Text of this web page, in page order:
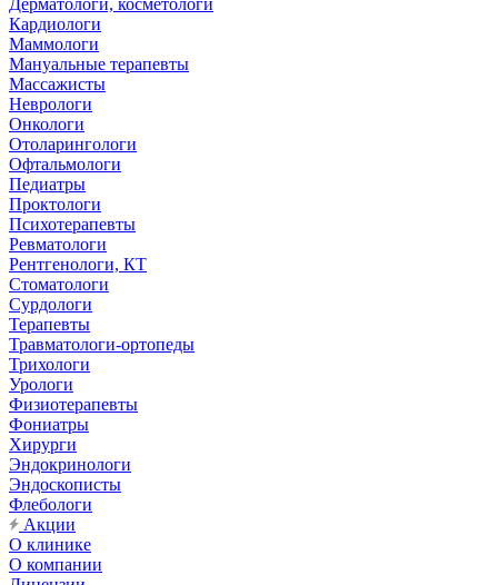
Дерматологи, косметологи
Кардиологи
Маммологи
Мануальные терапевты
Массажисты
Неврологи
Онкологи
Отоларингологи
Офтальмологи
Педиатры
Проктологи
Психотерапевты
Ревматологи
Рентгенологи, КТ
Стоматологи
Сурдологи
Терапевты
Травматологи-ортопеды
Трихологи
Урологи
Физиотерапевты
Фониатры
Хирурги
Эндокринологи
Эндоскописты
Флебологи
Акции
О клинике
О компании